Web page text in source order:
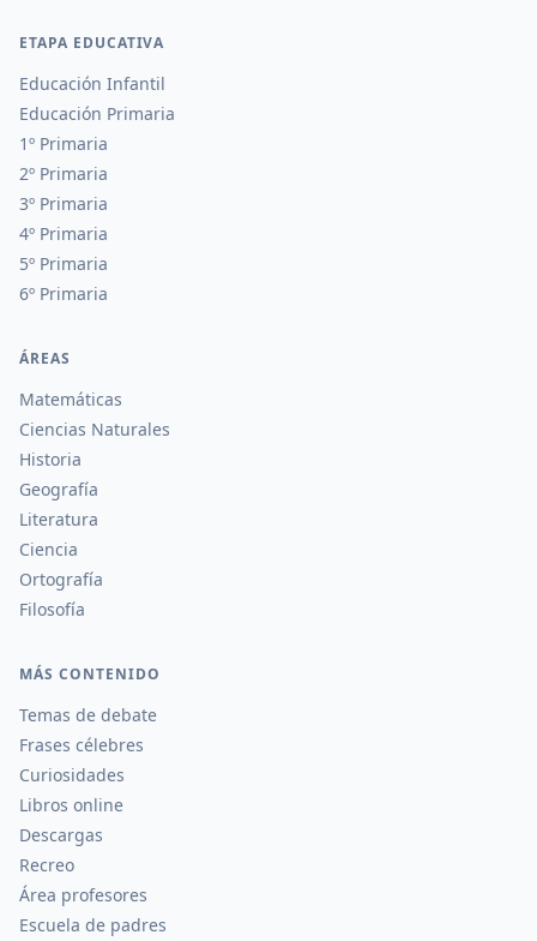
ETAPA EDUCATIVA
Educación Infantil
Educación Primaria
1º Primaria
2º Primaria
3º Primaria
4º Primaria
5º Primaria
6º Primaria
ÁREAS
Matemáticas
Ciencias Naturales
Historia
Geografía
Literatura
Ciencia
Ortografía
Filosofía
MÁS CONTENIDO
Temas de debate
Frases célebres
Curiosidades
Libros online
Descargas
Recreo
Área profesores
Escuela de padres